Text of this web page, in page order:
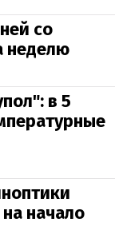
со
неделю
в 5
начало